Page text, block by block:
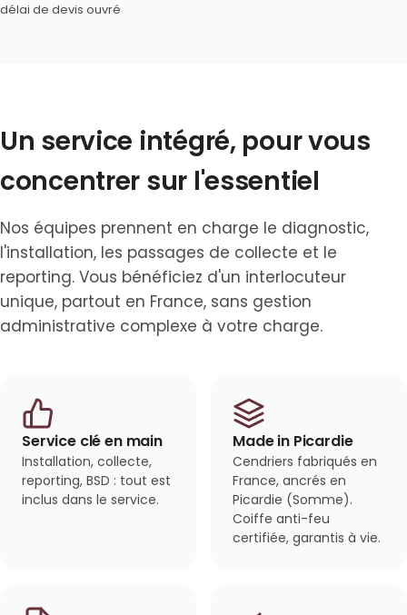
délai de devis ouvré
Un service intégré, pour vous
concentrer sur l'essentiel
Nos équipes prennent en charge le diagnostic,
l'installation, les passages de collecte et le
reporting. Vous bénéficiez d'un interlocuteur
unique, partout en France, sans gestion
administrative complexe à votre charge.
Service clé en main
Installation, collecte,
reporting, BSD : tout est
inclus dans le service.
Made in Picardie
Cendriers fabriqués en
France, ancrés en
Picardie (Somme).
Coiffe anti-feu
certifiée, garantis à vie.